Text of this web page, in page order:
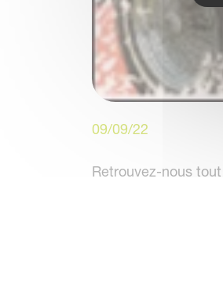
09/09/22
Retrouvez-nous